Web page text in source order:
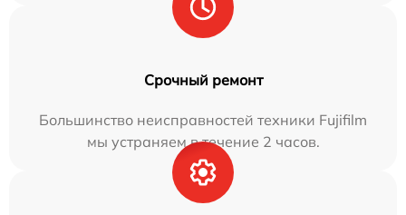
Срочный ремонт
Большинство неисправностей техники Fujifilm
мы устраняем в течение 2 часов.